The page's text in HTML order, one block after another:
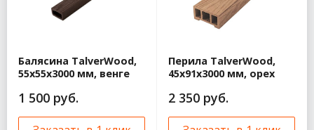
Балясина TalverWood,
55x55x3000 мм, венге
1 500 руб.
Перила TalverWood,
45x91x3000 мм, орех
2 350 руб.